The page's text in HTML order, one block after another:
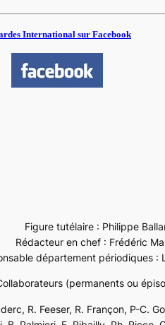
International sur Facebook
Figure tutélaire : Philippe
Rédacteur en chef : Frédéric
département périodiques :
(permanents ou
R. Feeser, R. Françon, P-